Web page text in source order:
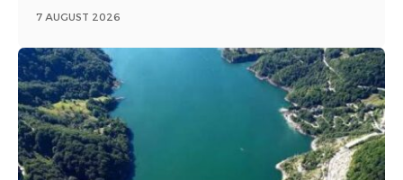
7 AUGUST 2026